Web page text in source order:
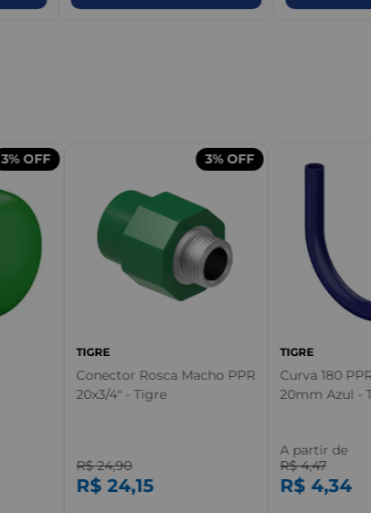
3%OFF 3%OFF
TIGRE
Conector Rosca Macho PPR
20x3/4" - Tigre
R$ 24,90
R$ 24,15
TIGRE
Curva 180
20mm Azul -
A partir de
R$ 4,47
R$ 4,34